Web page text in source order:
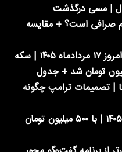
| مسی درگذشت
صرافی است؟ + مقایسه
خبر فوری از قیمت جدید طلا و سکه امروز ۱۷ مردادماه ۱۴۰۵ | سکه
| تصمیمات ترامپ چگونه
آغاز ثبت نام سایپا از امروز ۱۷ مرداد ۱۴۰۵ | با ۵۰۰ میلیون تومان